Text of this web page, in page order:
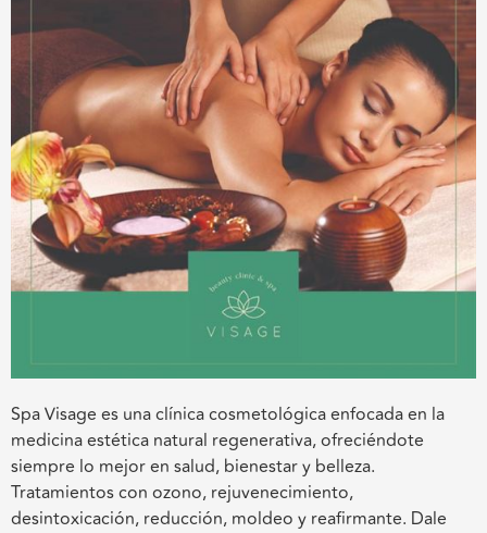
Spa Visage es una clínica cosmetológica enfocada en la
medicina estética natural regenerativa, ofreciéndote
siempre lo mejor en salud, bienestar y belleza.
Tratamientos con ozono, rejuvenecimiento,
desintoxicación, reducción, moldeo y reafirmante. Dale